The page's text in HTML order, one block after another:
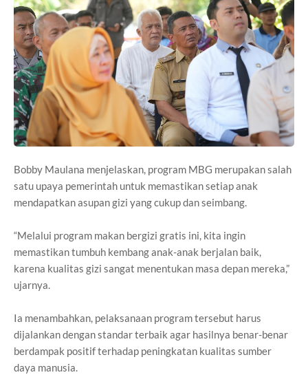
Bobby Maulana menjelaskan, program MBG merupakan salah
satu upaya pemerintah untuk memastikan setiap anak
mendapatkan asupan gizi yang cukup dan seimbang.
“Melalui program makan bergizi gratis ini, kita ingin
memastikan tumbuh kembang anak-anak berjalan baik,
karena kualitas gizi sangat menentukan masa depan mereka,”
ujarnya.
Ia menambahkan, pelaksanaan program tersebut harus
dijalankan dengan standar terbaik agar hasilnya benar-benar
berdampak positif terhadap peningkatan kualitas sumber
daya manusia.